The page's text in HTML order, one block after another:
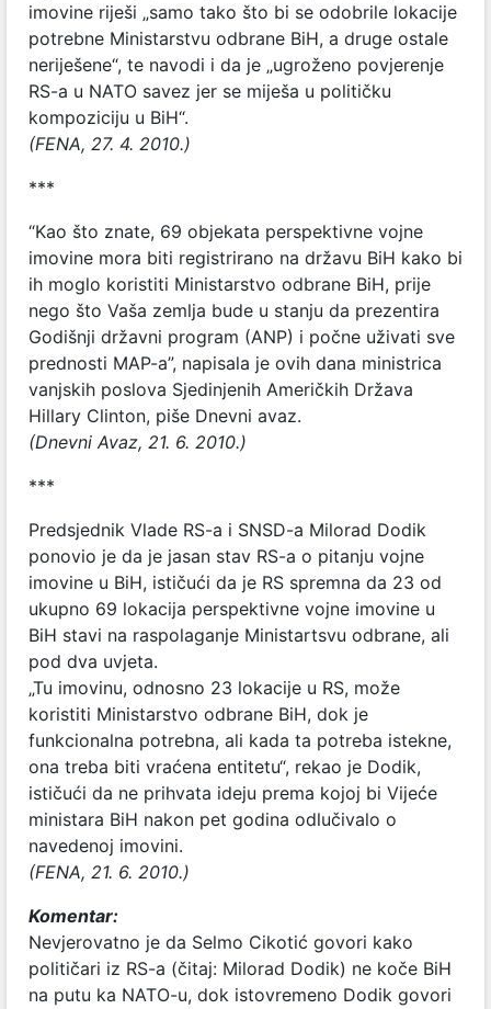
imovine riješi „samo tako što bi se odobrile lokacije
potrebne Ministarstvu odbrane BiH, a druge ostale
neriješene“, te navodi i da je „ugroženo povjerenje
RS-a u NATO savez jer se miješa u političku
kompoziciju u BiH“.
(FENA, 27. 4. 2010.)
***
“Kao što znate, 69 objekata perspektivne vojne
imovine mora biti registrirano na državu BiH kako bi
ih moglo koristiti Ministarstvo odbrane BiH, prije
nego što Vaša zemlja bude u stanju da prezentira
Godišnji državni program (ANP) i počne uživati sve
prednosti MAP-a”, napisala je ovih dana ministrica
vanjskih poslova Sjedinjenih Američkih Država
Hillary Clinton, piše Dnevni avaz.
(Dnevni Avaz, 21. 6. 2010.)
***
Predsjednik Vlade RS-a i SNSD-a Milorad Dodik
ponovio je da je jasan stav RS-a o pitanju vojne
imovine u BiH, ističući da je RS spremna da 23 od
ukupno 69 lokacija perspektivne vojne imovine u
BiH stavi na raspolaganje Ministartsvu odbrane, ali
pod dva uvjeta.
„Tu imovinu, odnosno 23 lokacije u RS, može
koristiti Ministarstvo odbrane BiH, dok je
funkcionalna potrebna, ali kada ta potreba istekne,
ona treba biti vraćena entitetu“, rekao je Dodik,
ističući da ne prihvata ideju prema kojoj bi Vijeće
ministara BiH nakon pet godina odlučivalo o
navedenoj imovini.
(FENA, 21. 6. 2010.)
Komentar:
Nevjerovatno je da Selmo Cikotić govori kako
političari iz RS-a (čitaj: Milorad Dodik) ne koče BiH
na putu ka NATO-u, dok istovremeno Dodik govori